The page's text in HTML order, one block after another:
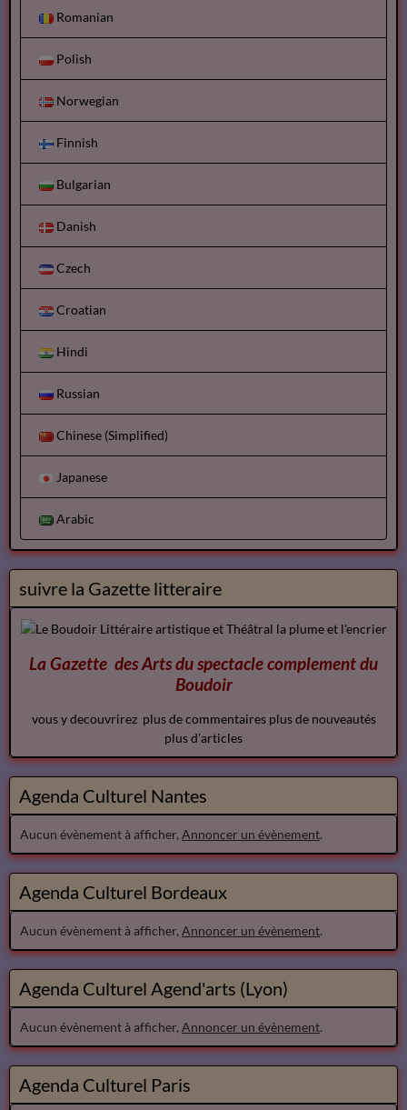
Romanian
Polish
Norwegian
Finnish
Bulgarian
Danish
Czech
Croatian
Hindi
Russian
Chinese (Simplified)
Japanese
Arabic
suivre la Gazette litteraire
La Gazette des Arts du spectaclecomplementdu
Boudoir
vous y decouvrirez plus de commentaires plus de nouveautés
plus d'articles
Agenda Culturel Nantes
Aucun évènement à afficher, Annoncer un évènement.
Agenda Culturel Bordeaux
Aucun évènement à afficher, Annoncer un évènement.
Agenda Culturel Agend'arts (Lyon)
Aucun évènement à afficher, Annoncer un évènement.
Agenda Culturel Paris